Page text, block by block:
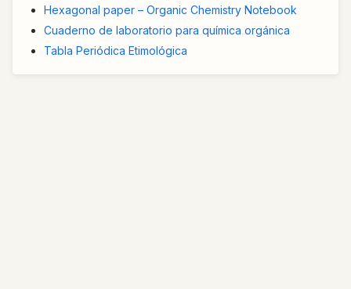
Hexagonal paper – Organic Chemistry Notebook
Cuaderno de laboratorio para química orgánica
Tabla Periódica Etimológica